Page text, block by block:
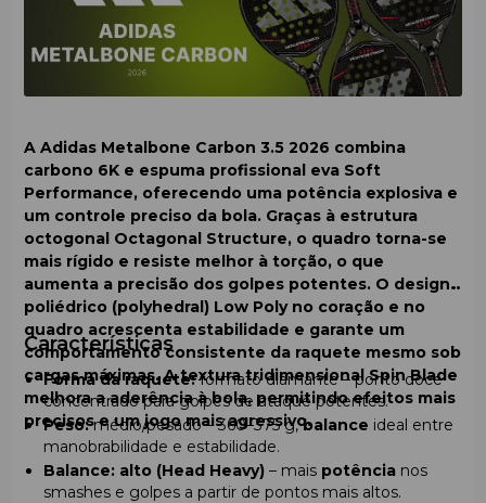
A Adidas Metalbone Carbon 3.5 2026 combina
carbono 6K e espuma profissional eva Soft
Performance, oferecendo uma potência explosiva e
um controle preciso da bola. Graças à estrutura
octogonal Octagonal Structure, o quadro torna-se
mais rígido e resiste melhor à torção, o que
aumenta a precisão dos golpes potentes. O design
poliédrico (polyhedral) Low Polyno coração e no
quadro acrescenta estabilidade e garante um
comportamento consistente da raquete mesmo sob
cargas máximas. A textura tridimensionalSpin Blade
melhora a aderência à bola, permitindo efeitos mais
precisos e um jogo mais agressivo.
Características
Forma da raquete:formato diamante – ponto doce
concentrado para golpes de ataque potentes.
Peso:médio/pesado – 360–375 g,balance ideal entre
manobrabilidade e estabilidade.
Balance: alto (Head Heavy) – mais potência nos
smashes e golpes a partir de pontos mais altos.